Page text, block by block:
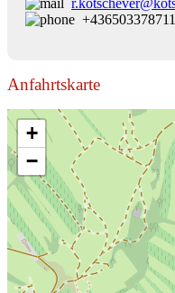
+436503378711
Anfahrtskarte
+
−